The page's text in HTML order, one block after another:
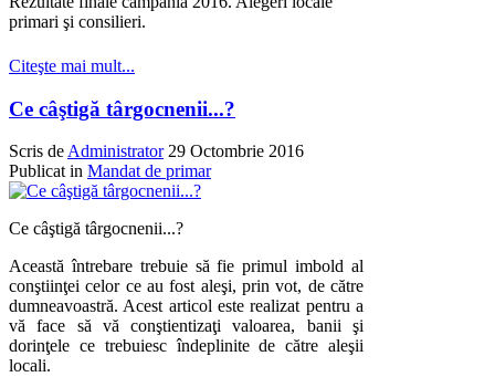
primari şi consilieri.
Citeşte mai mult...
Ce câştigă târgocnenii...?
Scris de Administrator 29 Octombrie 2016
Publicat in Mandat de primar
Ce câştigă târgocnenii...?
Această întrebare trebuie să fie primul imbold al
conştiinţei celor ce au fost aleşi, prin vot, de către
dumneavoastră. Acest articol este realizat pentru a
vă face să vă conştientizaţi valoarea, banii şi
dorinţele ce trebuiesc îndeplinite de către aleşii
locali.